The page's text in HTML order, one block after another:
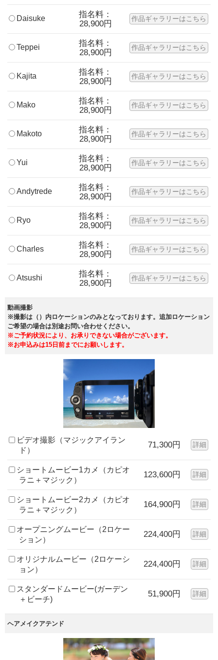
Daisuke
指名料：
28,900円
作品ギャラリーはこちら
Teppei
指名料：
28,900円
作品ギャラリーはこちら
Kajita
指名料：
28,900円
作品ギャラリーはこちら
Mako
指名料：
28,900円
作品ギャラリーはこちら
Makoto
指名料：
28,900円
作品ギャラリーはこちら
Yui
指名料：
28,900円
作品ギャラリーはこちら
Andytrede
指名料：
28,900円
作品ギャラリーはこちら
Ryo
指名料：
28,900円
作品ギャラリーはこちら
Charles
指名料：
28,900円
作品ギャラリーはこちら
Atsushi
指名料：
28,900円
作品ギャラリーはこちら
動画撮影
※撮影は（）内ロケーションのみとなっております。追加ロケーション
ご希望の場合は別途お問い合わせください。
※ご予約状況により、お承りできない場合がございます。
※お申込みは15日前までにお願いします。
ビデオ撮影（マジックアイラン
ド）
71,300円 詳細
ショートムービー1カメ（カピオ
ラニ＋マジック）
123,600円 詳細
ショートムービー2カメ（カピオ
ラニ＋マジック）
164,900円 詳細
オープニングムービー（2ロケー
ション）
224,400円 詳細
オリジナルムービー（2ロケーシ
ョン）
224,400円 詳細
スタンダードムービー(ガーデン
＋ビーチ)
51,900円 詳細
ヘアメイクアテンド